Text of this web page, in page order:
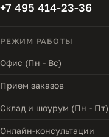
+7 495 414-23-36
РЕЖИМ РАБОТЫ
Офис (Пн - Вс)
Прием заказов
Склад и шоурум (Пн - Пт)
Онлайн-консультации